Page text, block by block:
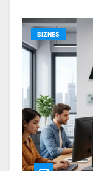
BIZNES